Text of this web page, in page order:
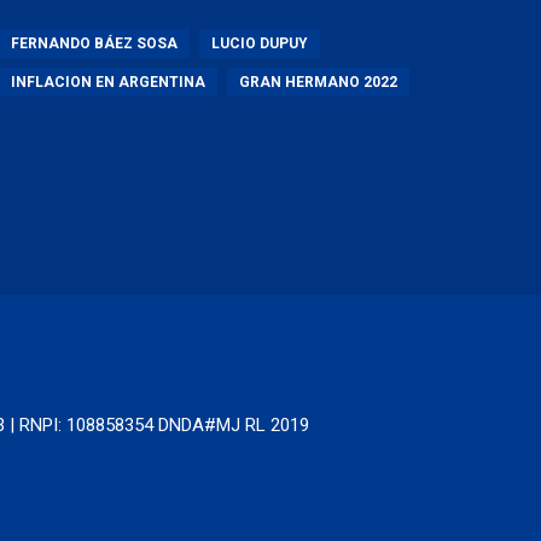
FERNANDO BÁEZ SOSA LUCIO DUPUY
INFLACION EN ARGENTINA GRAN HERMANO 2022
RNPI: 108858354 DNDA#MJ RL 2019